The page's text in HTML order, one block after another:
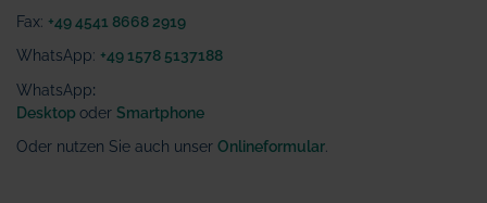
Fax: +49 4541 8668 2919
WhatsApp: +49 1578 5137188
WhatsApp:
Desktop oder Smartphone
Oder nutzen Sie auch unser Onlineformular